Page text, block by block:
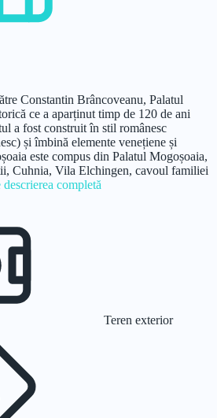
Constantin Brâncoveanu, Palatul
ce a aparținut timp de 120 de ani
a fost construit în stil românesc
și îmbină elemente venețiene și
este compus din Palatul Mogoșoaia,
Cuhnia, Vila Elchingen, cavoul familiei
descrierea completă
Teren exterior